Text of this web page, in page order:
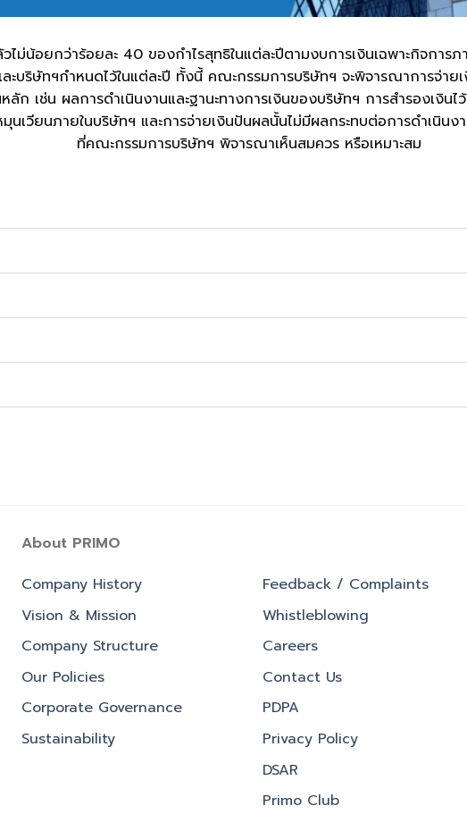
ไม่น้อยกว่าร้อยละ 40 ของกำไรสุทธิในแต่ละปีตามงบการเงินเฉพาะกิจกา
ะบริษัทฯกำหนดไว้ในแต่ละปี ทั้งนี้ คณะกรรมการบริษัทฯ จะพิจารณาการจ่า
ก เช่น ผลการดำเนินงานและฐานะทางการเงินของบริษัทฯ การสำรองเงิน
มุนเวียนภายในบริษัทฯ และการจ่ายเงินปันผลนั้นไม่มีผลกระทบต่อการดำเ
ที่คณะกรรมการบริษัทฯ พิจารณาเห็นสมควร หรือเหมาะสม
About PRIMO
Company History
Vision & Mission
Company Structure
Our Policies
Corporate Governance
Sustainability
Feedback / Complaints
Whistleblowing
Careers
Contact Us
PDPA
Privacy Policy
DSAR
Primo Club